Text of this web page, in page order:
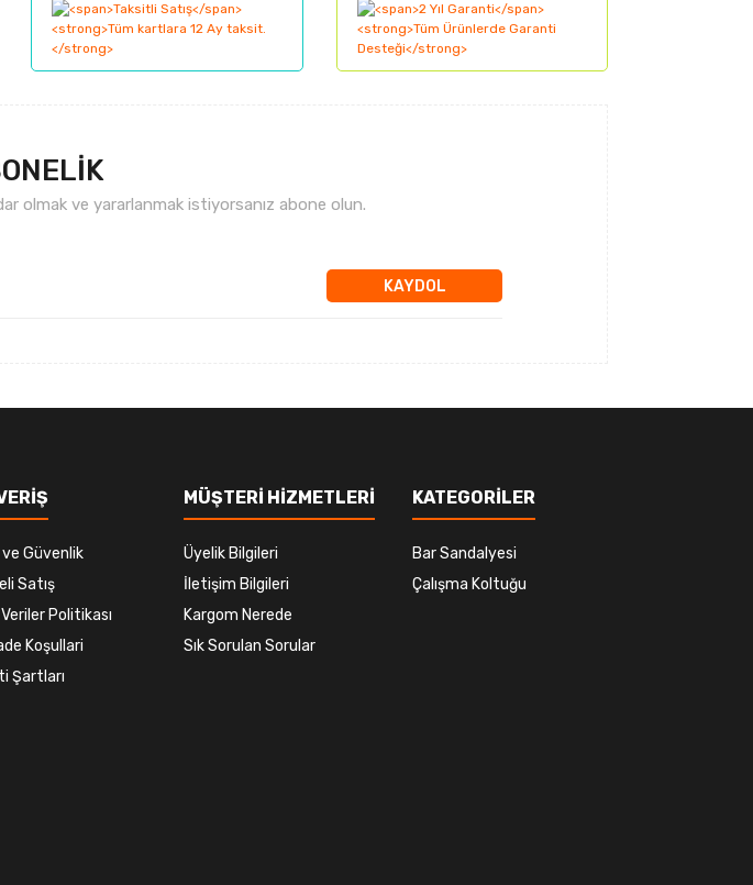
olmak ve yararlanmak istiyorsanız abone olun.
KAYDOL
Güvenlik
Satış
Politikası
Koşullari
Şartları
MÜŞTERİ HİZMETLERİ
Üyelik Bilgileri
İletişim Bilgileri
Kargom Nerede
Sık Sorulan Sorular
KATEGORİLER
Bar Sandalyesi
Çalışma Koltuğu